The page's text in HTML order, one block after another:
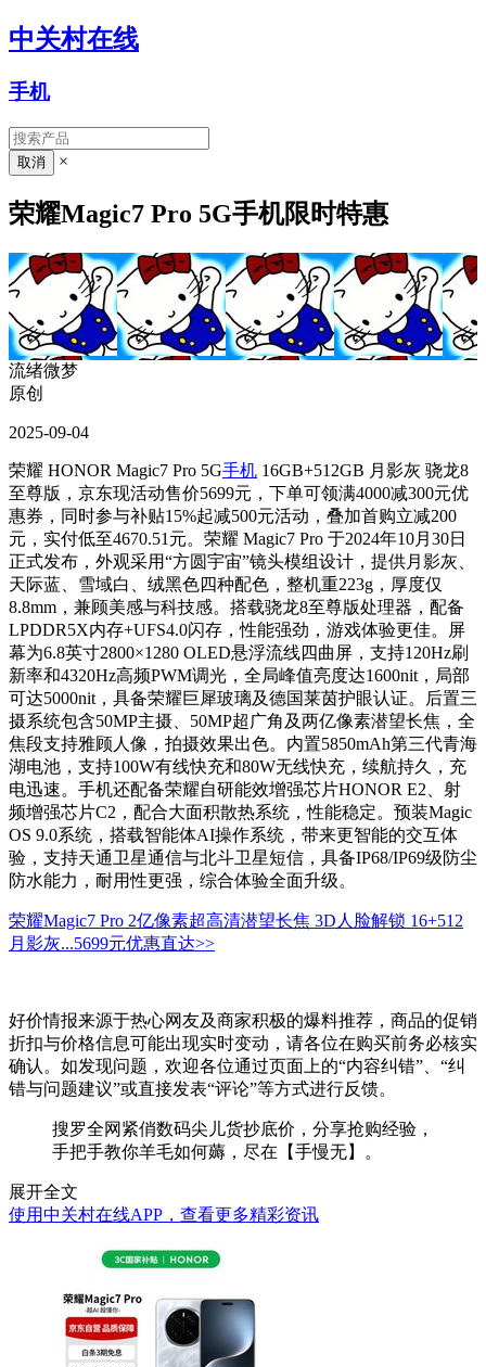
中关村在线
手机
×
荣耀Magic7 Pro 5G手机限时特惠
流绪微梦
原创
2025-09-04
荣耀 HONOR Magic7 Pro 5G手机 16GB+512GB 月影灰 骁龙8
至尊版，京东现活动售价5699元，下单可领满4000减300元优
惠券，同时参与补贴15%起减500元活动，叠加首购立减200
元，实付低至4670.51元。荣耀 Magic7 Pro 于2024年10月30日
正式发布，外观采用“方圆宇宙”镜头模组设计，提供月影灰、
天际蓝、雪域白、绒黑色四种配色，整机重223g，厚度仅
8.8mm，兼顾美感与科技感。搭载骁龙8至尊版处理器，配备
LPDDR5X内存+UFS4.0闪存，性能强劲，游戏体验更佳。屏
幕为6.8英寸2800×1280 OLED悬浮流线四曲屏，支持120Hz刷
新率和4320Hz高频PWM调光，全局峰值亮度达1600nit，局部
可达5000nit，具备荣耀巨犀玻璃及德国莱茵护眼认证。后置三
摄系统包含50MP主摄、50MP超广角及两亿像素潜望长焦，全
焦段支持雅顾人像，拍摄效果出色。内置5850mAh第三代青海
湖电池，支持100W有线快充和80W无线快充，续航持久，充
电迅速。手机还配备荣耀自研能效增强芯片HONOR E2、射
频增强芯片C2，配合大面积散热系统，性能稳定。预装Magic
OS 9.0系统，搭载智能体AI操作系统，带来更智能的交互体
验，支持天通卫星通信与北斗卫星短信，具备IP68/IP69级防尘
防水能力，耐用性更强，综合体验全面升级。
荣耀Magic7 Pro 2亿像素超高清潜望长焦 3D人脸解锁 16+512
月影灰...5699元优惠直达>>
好价情报来源于热心网友及商家积极的爆料推荐，商品的促销
折扣与价格信息可能出现实时变动，请各位在购买前务必核实
确认。如发现问题，欢迎各位通过页面上的“内容纠错”、“纠
错与问题建议”或直接发表“评论”等方式进行反馈。
搜罗全网紧俏数码尖儿货抄底价，分享抢购经验，
手把手教你羊毛如何薅，尽在【手慢无】。
展开全文
使用中关村在线APP，查看更多精彩资讯